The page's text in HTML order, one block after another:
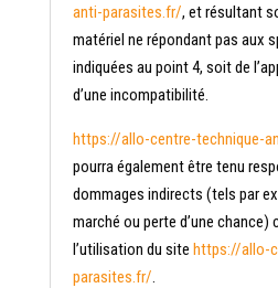
anti-parasites.fr/, et résultant
matériel ne répondant pas aux
indiquées au point 4, soit de
d’une incompatibilité.
https://allo-centre-technique-
pourra également être tenu
dommages indirects (tels par
marché ou perte d’une
l’utilisation du site https://allo-
parasites.fr/.